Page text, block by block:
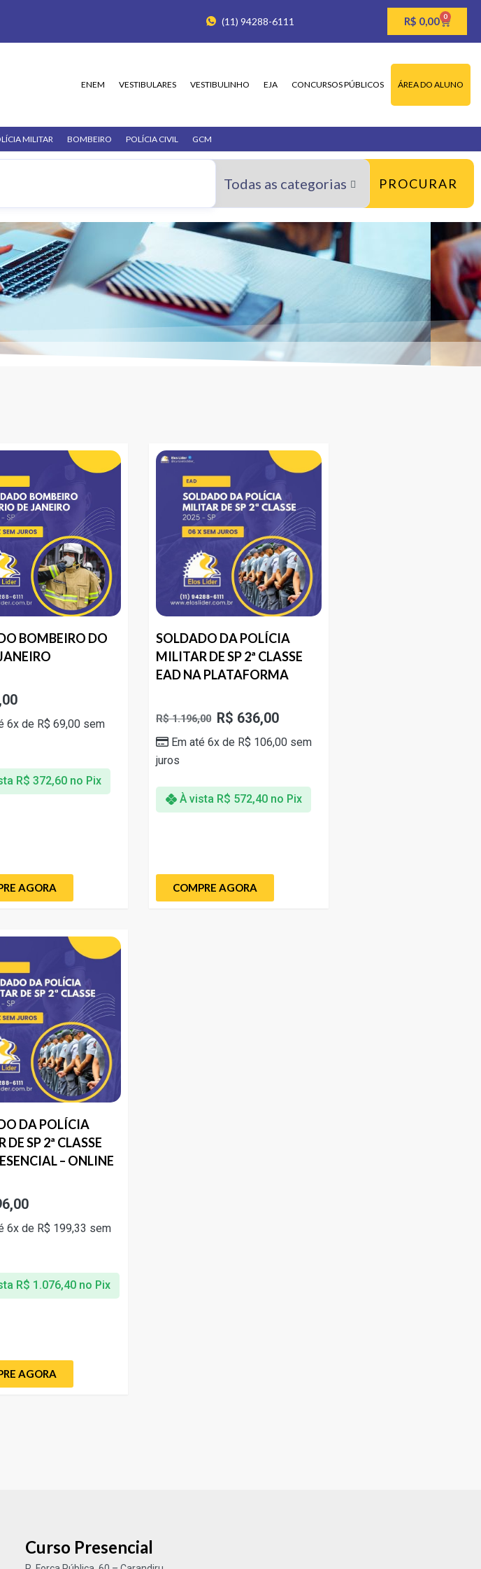
(11) 94288-6111 R$ 0,00 0
ENEM VESTIBULARES VESTIBULINHO EJA CONCURSOS PÚBLICOS ÁREA DO ALUNO
MILITAR BOMBEIRO POLÍCIA CIVIL GCM
PROCURAR
BOMBEIRO DO
6x de R$ 69,00 sem
R$ 372,60 no Pix
AGORA
SOLDADO DA POLÍCIA
MILITAR DE SP 2ª CLASSE
EAD NA PLATAFORMA
R$1.196,00 R$ 636,00
Em até 6x de R$ 106,00 sem
juros
À vista R$ 572,40 no Pix
COMPRE AGORA
DA POLÍCIA
DE SP 2ª CLASSE
– ONLINE
6x de R$ 199,33 sem
R$ 1.076,40 no Pix
AGORA
Curso Presencial